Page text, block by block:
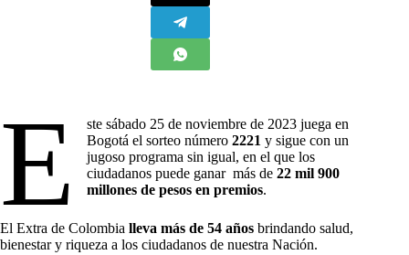
E
ste sábado 25 de noviembre de 2023 juega en
Bogotá el sorteo número2221 y sigue con un
jugoso programa sin igual, en el que los
ciudadanos puede ganar más de 22 mil 900
millones de pesos en premios.
El Extra de Colombia lleva más de 54 años brindando salud,
bienestar y riqueza a los ciudadanos de nuestra Nación.